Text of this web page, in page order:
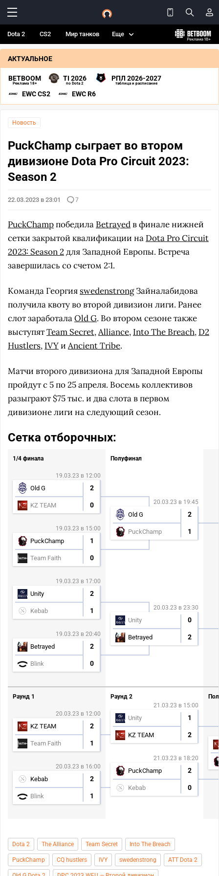
Dota 2 CS2 Мир танков Еще
АКТУАЛЬНОЕ
BETBOOM
Реклама 18+
TI 2026
по Dota 2
РПЛ 2026-2027
таблица и расписание
EWC CS2 EWC R6
Новость
PuckChamp сыграет во втором
дивизионе Dota Pro Circuit 2023:
Season 2
22.03.2023 в 23:01 7
PuckChampпобедила Betrayedв финале нижней
сетки закрытой квалификации на Dota Pro Circuit
2023: Season 2для Западной Европы. Встреча
завершилась со счетом 2:1.
Команда Георгия swedenstrongЗайналабидова
получила квоту во второй дивизион лиги. Ранее
слот заработалаOld G. Во втором сезоне также
выступятTeam Secret,Alliance, Into The Breach, D2
Hustlers, IVYи Ancient Tribe.
Матчи второго дивизиона для Западной Европы
пройдут с 5 по 25 апреля. Восемь коллективов
разыграют $75 тыс. и два слота в первом
дивизионе лиги на следующий сезон.
Сетка отборочных:
1/4 финала
19.03.23 в 12:00
Old G 2
KZ TEAM 0
19.03.23 в 15:00
PuckChamp 1
Team Faith 0
19.03.23 в 17:00
Unity 2
Kebab 1
19.03.23 в 20:40
Betrayed 2
Blink 0
Полуфинал
20.03.23 в 19:45
Old G 2
PuckChamp 1
20.03.23 в 23:30
Unity 0
Betrayed 2
Раунд 1
20.03.23 в 12:00
KZ TEAM 2
Team Faith 1
20.03.23 в 16:00
Kebab 2
Blink 1
Раунд 2
21.03.23 в 15:00
Unity 1
KZ TEAM 2
21.03.23 в 18:20
PuckChamp 2
Kebab 0
Dota 2 The Alliance Team Secret Into The Breach
PuckChamp CQ hustlers IVY swedenstrong ATT Dota 2